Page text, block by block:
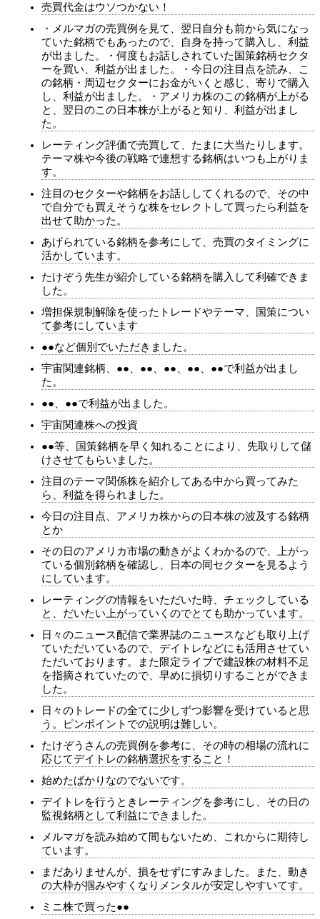
売買代金はウソつかない！
・メルマガの売買例を見て、翌日自分も前から気になっ
ていた銘柄でもあったので、自身を持って購入し、利益
が出ました。・何度もお話しされていた国策銘柄セクタ
ーを買い、利益が出ました。・今日の注目点を読み、こ
の銘柄・周辺セクターにお金がいくと感じ、寄りで購入
し、利益が出ました。・アメリカ株のこの銘柄が上がる
と、翌日のこの日本株が上がると知り、利益が出まし
た。
レーティング評価で売買して、たまに大当たりします。
テーマ株や今後の戦略で連想する銘柄はいつも上がりま
す。
注目のセクターや銘柄をお話ししてくれるので、その中
で自分でも買えそうな株をセレクトして買ったら利益を
出せて助かった。
あげられている銘柄を参考にして、売買のタイミングに
活かしています。
たけぞう先生が紹介している銘柄を購入して利確できま
した。
増担保規制解除を使ったトレードやテーマ、国策につい
て参考にしています
●●など個別でいただきました。
宇宙関連銘柄、●●、●●、●●、●●、●●で利益が出まし
た。
●●、●●で利益が出ました。
宇宙関連株への投資
●●等、国策銘柄を早く知れることにより、先取りして儲
けさせてもらいました。
注目のテーマ関係株を紹介してある中から買ってみた
ら、利益を得られました。
今日の注目点、アメリカ株からの日本株の波及する銘柄
とか
その日のアメリカ市場の動きがよくわかるので、上がっ
ている個別銘柄を確認し、日本の同セクターを見るよう
にしています。
レーティングの情報をいただいた時、チェックしている
と、だいたい上がっていくのでとても助かっています。
日々のニュース配信で業界誌のニュースなども取り上げ
ていただいているので、デイトレなどにも活用させてい
ただいております。また限定ライブで建設株の材料不足
を指摘されていたので、早めに損切りすることができま
した。
日々のトレードの全てに少しずつ影響を受けていると思
う。ピンポイントでの説明は難しい。
たけぞうさんの売買例を参考に、その時の相場の流れに
応じてデイトレの銘柄選択をすること！
始めたばかりなのでないです。
デイトレを行うときレーティングを参考にし、その日の
監視銘柄として利益にできました。
メルマガを読み始めて間もないため、これからに期待し
ています。
まだありませんが、損をせずにすみました。また、動き
の大枠が掴みやすくなりメンタルが安定しやすいてす。
ミニ株で買った●●